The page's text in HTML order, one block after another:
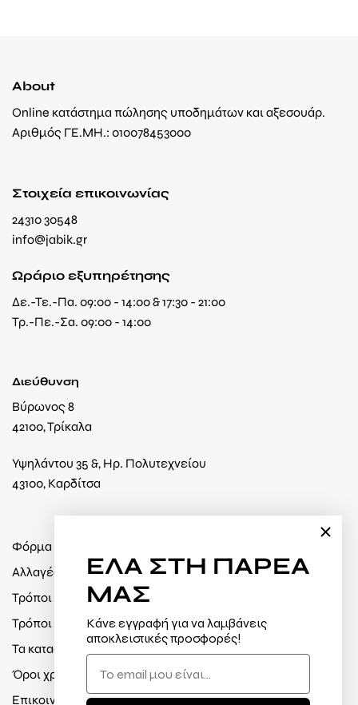
About
Online κατάστημα πώλησης υποδημάτων και αξεσουάρ.
Αριθμός ΓΕ.ΜΗ.: 010078453000
Στοιχεία επικοινωνίας
24310 30548
info@jabik.gr
Ωράριο εξυπηρέτησης
Δε.-Τε.-Πα. 09:00 - 14:00 & 17:30 - 21:00
Τρ.-Πε.-Σα. 09:00 - 14:00
Διεύθυνση
Βύρωνος 8
42100, Τρίκαλα
Υψηλάντου 35 &, Ηρ. Πολυτεχνείου
43100, Καρδίτσα
Φόρμα υπαναχώρησης
Αλλαγές / Επιστροφές
Τρόποι πληρωμής
Τρόποι αποστολής
Τα καταστήματά μας
Όροι χρήσης / Πολιτική απορρήτου
Επικοινωνία
ΕΛΑ ΣΤΗ ΠΑΡΕΑ
ΜΑΣ
Κάνε εγγραφή για να λαμβάνεις
αποκλειστικές προσφορές!